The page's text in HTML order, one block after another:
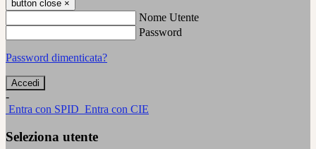
button close ×
Nome Utente
Password
Password dimenticata?
-
Entra con SPID Entra con CIE
Seleziona utente